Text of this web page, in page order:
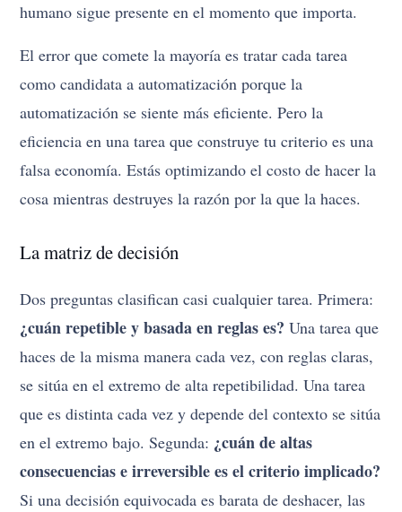
humano sigue presente en el momento que importa.
El error que comete la mayoría es tratar cada tarea
como candidata a automatización porque la
automatización se siente más eficiente. Pero la
eficiencia en una tarea que construye tu criterio es una
falsa economía. Estás optimizando el costo de hacer la
cosa mientras destruyes la razón por la que la haces.
La matriz de decisión
Dos preguntas clasifican casi cualquier tarea. Primera:
¿cuán repetible y basada en reglas es? Una tarea que
haces de la misma manera cada vez, con reglas claras,
se sitúa en el extremo de alta repetibilidad. Una tarea
que es distinta cada vez y depende del contexto se sitúa
en el extremo bajo. Segunda: ¿cuán de altas
consecuencias e irreversible es el criterio implicado?
Si una decisión equivocada es barata de deshacer, las